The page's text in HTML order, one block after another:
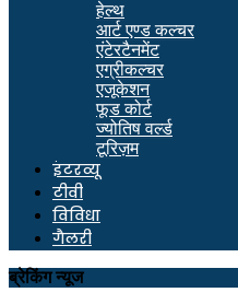
हेल्थ
आर्ट एण्ड कल्चर
एंटेरटैनमेंट
एग्रीकल्चर
एजूकेशन
फूड कोर्ट
ज्योतिष वर्ल्ड
टूरिज़म
इंटरव्यू
टीवी
विविधा
गैलरी
ब्रेकिंग न्यूज